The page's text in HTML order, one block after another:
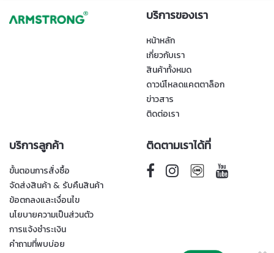
บริการของเรา
หน้าหลัก
เกี่ยวกับเรา
สินค้าทั้งหมด
ดาวน์โหลดแคตตาล็อก
ข่าวสาร
ติดต่อเรา
บริการลูกค้า
ขั้นตอนการสั่งซื้อ
จัดส่งสินค้า & รับคืนสินค้า
ข้อตกลงและเงื่อนไข
นโยบายความเป็นส่วนตัว
การแจ้งชำระเงิน
คำถามที่พบบ่อย
ติดตามเราได้ที่